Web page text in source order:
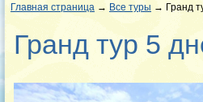
Главная страница → Все туры → Гранд
Гранд тур 5